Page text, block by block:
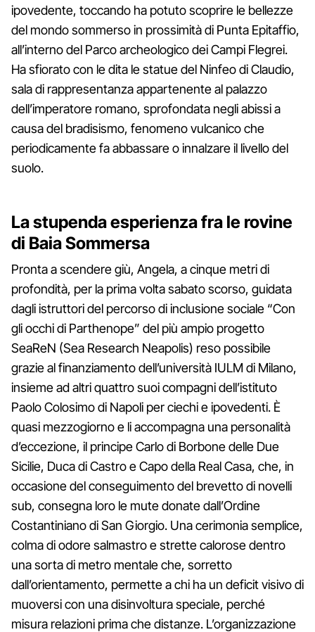
ipovedente, toccando ha potuto scoprire le bellezze
del mondo sommerso in prossimità di Punta Epitaffio,
all’interno del Parco archeologico dei Campi Flegrei.
Ha sfiorato con le dita le statue del Ninfeo di Claudio,
sala di rappresentanza appartenente al palazzo
dell’imperatore romano, sprofondata negli abissi a
causa del bradisismo, fenomeno vulcanico che
periodicamente fa abbassare o innalzare il livello del
suolo.
La stupenda esperienza fra le rovine
di Baia Sommersa
Pronta a scendere giù, Angela, a cinque metri di
profondità, per la prima volta sabato scorso, guidata
dagli istruttori del percorso di inclusione sociale “Con
gli occhi di Parthenope” del più ampio progetto
SeaReN (Sea Research Neapolis) reso possibile
grazie al finanziamento dell’università IULM di Milano,
insieme ad altri quattro suoi compagni dell’istituto
Paolo Colosimo di Napoli per ciechi e ipovedenti. È
quasi mezzogiorno e li accompagna una personalità
d’eccezione, il principe Carlo di Borbone delle Due
Sicilie, Duca di Castro e Capo della Real Casa, che, in
occasione del conseguimento del brevetto di novelli
sub, consegna loro le mute donate dall’Ordine
Costantiniano di San Giorgio. Una cerimonia semplice,
colma di odore salmastro e strette calorose dentro
una sorta di metro mentale che, sorretto
dall’orientamento, permette a chi ha un deficit visivo di
muoversi con una disinvoltura speciale, perché
misura relazioni prima che distanze. L’organizzazione